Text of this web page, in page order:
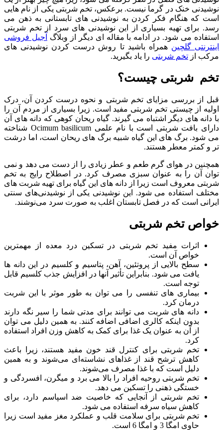
نوشیدنی خنک در گرما نیست. برعکس، تخم شربتی یکی از نام هایی
است که هنگام فکر کردن به نوشیدنی های تابستانی به ذهن می
رسد. برای تهیه بسیاری از این نوشیدنی های سرد از تخم شربتی
استفاده می شود. در ادامه با مقاله ای دیگر از وبلاگ
آجیل فروشی
اینترنتی گلچین همراه باشید تا روش درست کردن نوشیدنی های
مرکب از تخم شربتی را یاد بگیرید.
تخم شربتی چیست؟
قبل از بررسی مزایای تخم شربتی و نحوه درست کردن آن، درک
اولیه از چیستی تخم شربتی مفید است. زیرا بسیاری از مردم آن را
با دانه های دیگر اشتباه می گیرند. گیاه ریحان کوهی که دانه های آن
دارای بافت شربتی است با نام علمی Ocimum basilicum شناخته
می شود. برگ های این گیاه شبیه برگ های ریحان است، اما درشت
تر و کمتر معطر هستند.
همچنین در هوای گرم طعم و عطر زیادی را از دست می دهد و نمی
توان آن را به عنوان سبزی مصرف کرد. در اصطلاح رایج به تخم
شربتی معروف است زیرا از دانه های این گیاه برای تهیه شربت های
مختلف استفاده می شود. این نوشیدنی یکی از نوشیدنی‌های سنتی
ایرانی است که در فصل تابستان اغلب به صورت سرد می‌نوشند.
خواص تخم شربتی
اثرات مفید تخم شربتی در تسکین درد معده از مهمترین
خواص آن است.
سطح بالایی از پروتئین، آهن، پتاسیم و کلسیم در این دانه ها
یافت می شود. بنابراین تأثیر آنها در افزایش جذب کلسیم قابل
توجه است.
بیماری های تنفسی را می توان به طور موثر با این شربت
درمان کرد.
دانه های شربت می توانند برای مدتی شما را سیر نگه دارند
بدون اینکه کالری اضافی اضافه کنند. به همین دلیل می توان
از آن به عنوان یک غذا برای کمک به کاهش وزن افراد استفاده
کرد.
تخم‌ شربتی برای کنترل قند خون مفید هستند، زیرا باعث
کاهش ترشح قند از غذاهای نشاسته‌ای می‌شوند و به همین
دلیل است که با غذا مصرف می‌شوند.
تخم شربتی روحیه افراد را بالا می برد و میگرن، افسردگی و
خستگی ذهنی را تسکین می دهد.
تخم شربتی از آنجایی که خاصیت ضد اسپاسم دارد، برای
کاهش سیاه سرفه استفاده می شود.
تخم شربتی برای سلامت قلب و عملکرد مغز مفید است زیرا
حاوی امگا 3 و امگا 6 است.